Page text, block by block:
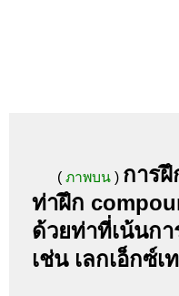
( ภาพบน ) การ
ท่าฝึก
ด้วยท่าที่เน้นก
เช่น เลกเอ็กซ์